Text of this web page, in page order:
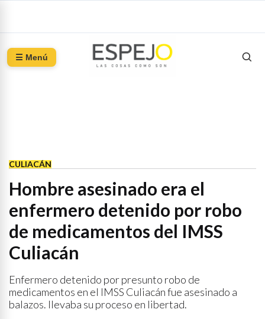
☰ Menú
CULIACÁN
Hombre asesinado era el
enfermero detenido por robo
de medicamentos del IMSS
Culiacán
Enfermero detenido por presunto robo de
medicamentos en el IMSS Culiacán fue asesinado a
balazos. llevaba su proceso en libertad.